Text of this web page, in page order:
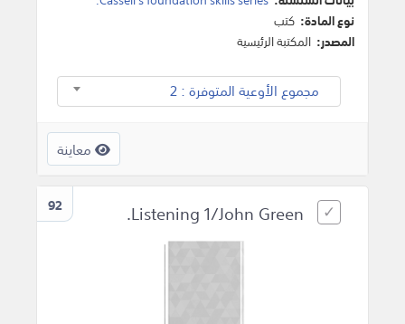
نوع المادة: كتب
المصدر: المكتبة الرئيسية
مجموع الأوعية المتوفرة : 2
معاينة
92